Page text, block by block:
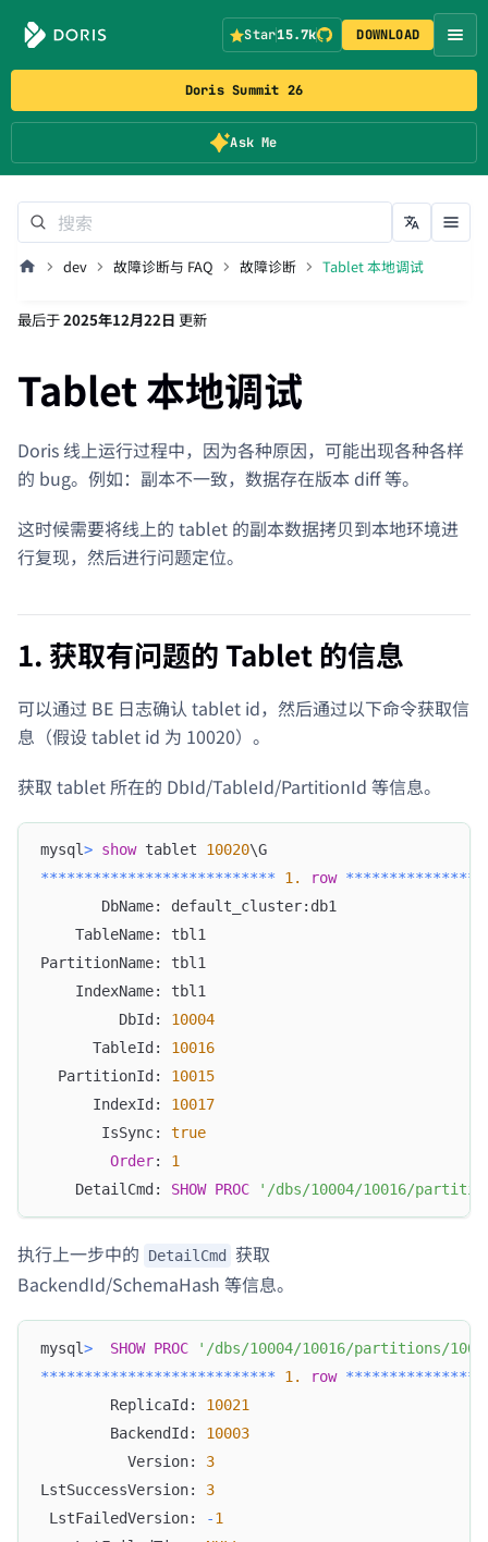
Doris Summit 26
Ask Me
Star15.7k DOWNLOAD
dev 故障诊断与 FAQ 故障诊断 Tablet 本地调试
最后于2025年12月22日 更新
Tablet 本地调试
Doris 线上运行过程中，因为各种原因，可能出现各种各样
的 bug。例如：副本不一致，数据存在版本 diff 等。
这时候需要将线上的 tablet 的副本数据拷贝到本地环境进
行复现，然后进行问题定位。
1. 获取有问题的 Tablet 的信息
可以通过 BE 日志确认 tablet id，然后通过以下命令获取信
息（假设 tablet id 为 10020）。
获取 tablet 所在的 DbId/TableId/PartitionId 等信息。
mysql> show tablet 10020\G
*************************** 1. row ***************
       DbName: default_cluster:db1
    TableName: tbl1
PartitionName: tbl1
    IndexName: tbl1
         DbId:
10004
      TableId:
10016
  PartitionId:
10015
      IndexId:
10017
       IsSync:
true
Order: 1
    DetailCmd:
SHOW PROC '/dbs/10004/10016/
执行上一步中的 DetailCmd
获取
BackendId/SchemaHash 等信息。
mysql> SHOW PROC
'/dbs/10004/10016/partitions/
*************************** 1. row ***************
        ReplicaId:
10021
        BackendId:
10003
          Version:
3
LstSuccessVersion: 3
LstFailedVersion:
-1